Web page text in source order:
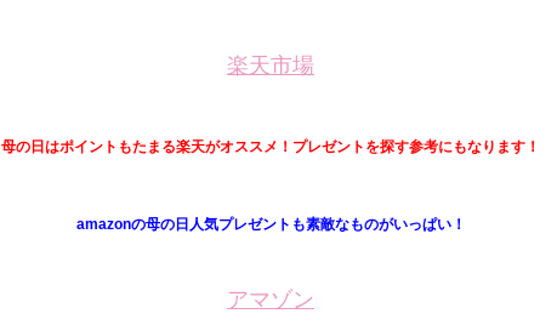
楽天市場
母の日はポイントもたまる楽天がオススメ！プレゼントを探す参考にもなります！
amazonの母の日人気プレゼントも素敵なものがいっぱい！
アマゾン